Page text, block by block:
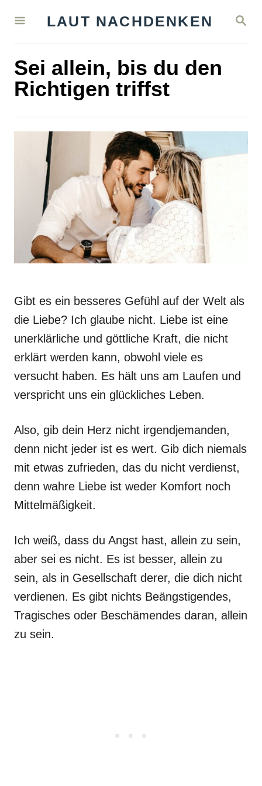
S
A
LAUT NACHDENKEN
Sei allein, bis du den
Richtigen triffst
Gibt es ein besseres Gefühl auf der Welt als
die Liebe? Ich glaube nicht. Liebe ist eine
unerklärliche und göttliche Kraft, die nicht
erklärt werden kann, obwohl viele es
versucht haben. Es hält uns am Laufen und
verspricht uns ein glückliches Leben.
Also, gib dein Herz nicht irgendjemanden,
denn nicht jeder ist es wert. Gib dich niemals
mit etwas zufrieden, das du nicht verdienst,
denn wahre Liebe ist weder Komfort noch
Mittelmäßigkeit.
Ich weiß, dass du Angst hast, allein zu sein,
aber sei es nicht. Es ist besser, allein zu
sein, als in Gesellschaft derer, die dich nicht
verdienen. Es gibt nichts Beängstigendes,
Tragisches oder Beschämendes daran, allein
zu sein.